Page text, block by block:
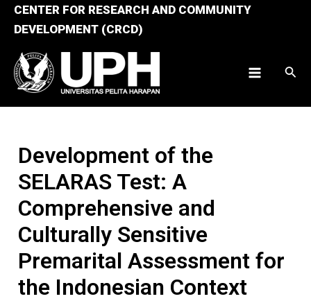
SkipCENTER FOR RESEARCH AND COMMUNITY
DEVELOPMENT (CRCD)
Development of the
SELARAS Test: A
Comprehensive and
Culturally Sensitive
Premarital Assessment for
the Indonesian Context